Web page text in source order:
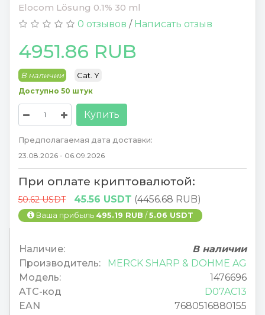
Elocom Lösung 0.1% 30 ml
0 отзывов / Написать отзыв
4951.86 RUB
В наличии Cat. Y
Доступно 50 штук
Купить
Предполагаемая дата доставки:
23.08.2026 - 06.09.2026
При оплате криптовалютой:
50.62 USDT 45.56 USDT (4456.68 RUB)
Ваша прибыль 495.19 RUB /5.06 USDT
Наличие:
В наличии
Производитель:
MERCK SHARP & DOHME AG
Модель:
1476696
ATC-код
D07AC13
EAN
7680516880155